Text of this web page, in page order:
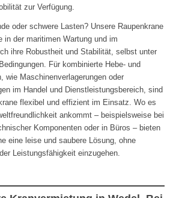
zur Verfügung.
oder schwere Lasten? Unsere Raupenkrane
in der maritimen Wartung und im
ihre Robustheit und Stabilität, selbst unter
Für kombinierte Hebe- und
wie Maschinenverlagerungen oder
im Handel und Dienstleistungsbereich, sind
flexibel und effizient im Einsatz. Wo es
ankommt – beispielsweise bei
Komponenten oder in Büros – bieten
eine leise und saubere Lösung, ohne
Leistungsfähigkeit einzugehen.